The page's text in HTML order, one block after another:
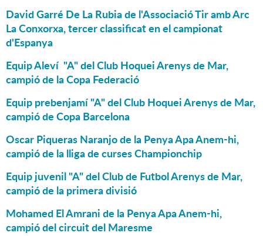
David Garré De La Rubia de l'Associació Tir amb Arc
La Conxorxa, tercer classificat en el campionat
d'Espanya
Equip Aleví "A" del Club Hoquei Arenys de Mar,
campió de la Copa Federació
Equip prebenjamí "A" del Club Hoquei Arenys de Mar,
campió de Copa Barcelona
Oscar Piqueras Naranjo de la Penya Apa Anem-hi,
campió de la lliga de curses Championchip
Equip juvenil "A" del Club de Futbol Arenys de Mar,
campió de la primera divisió
Mohamed El Amrani de la Penya Apa Anem-hi,
campió del circuit del Maresme